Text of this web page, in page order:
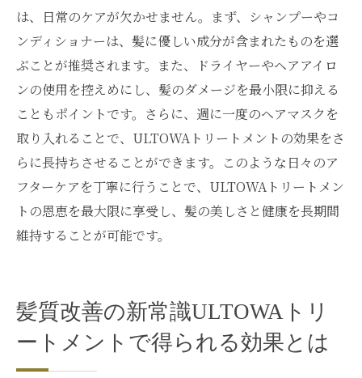
銀座のサロンが提供するULTOWAの特別ケ
ア
髪の輝きを持続させるULTOWAの効果
ULTOWAトリートメントで得る髪の健康美
は、日常のケアが欠かせません。まず、シャンプーやコ
ンディショナーは、髪に優しい成分が含まれたものを選
ぶことが推奨されます。また、ドライヤーやヘアアイロ
ンの使用を控えめにし、髪のダメージを最小限に抑える
こともポイントです。さらに、週に一度のヘアマスクを
取り入れることで、ULTOWAトリートメントの効果をさ
らに長持ちさせることができます。このような日々のア
フターケアを丁寧に行うことで、ULTOWAトリートメン
トの恩恵を最大限に享受し、髪の美しさと健康を長期間
維持することが可能です。
髪質改善の新常識ULTOWAトリ
ートメントで得られる効果とは